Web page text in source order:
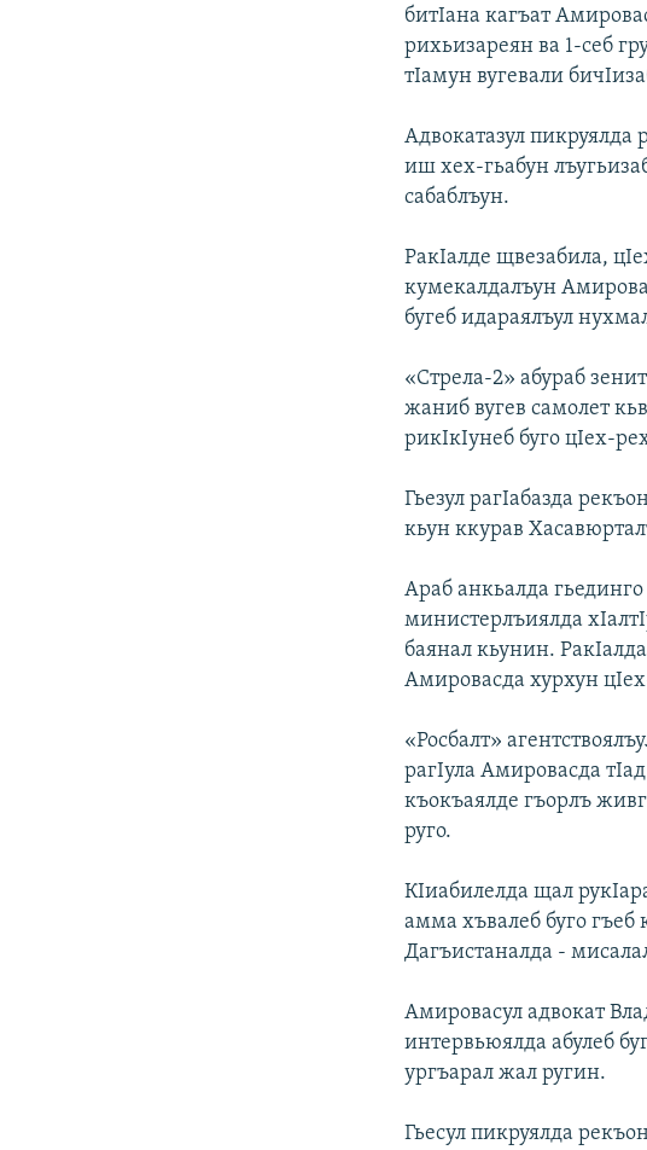
битIана кагъат
рихьизареян ва 1-себ
тIамун вугевали
Адвокатазул пикруялда
иш хех-гьабун
сабаблъун.
РакIалде щвезабила,
кумекалдалъун
бугеб идараялъул
«Стрела-2» абураб
жаниб вугев самолет
рикIкIунеб буго цIех-
Гьезул рагIабазда
кьун ккурав
Араб анкьалда
министерлъиялда
баянал кьунин.
Амировасда хурхун
«Росбалт»
рагIула Амировасда
къокъаялде гъорлъ
руго.
КIиабилелда щал
амма хъвалеб буго гъеб
Дагъистаналда -
Амировасул адвокат
интервьюялда абулеб
ургъарал жал ругин.
Гьесул пикруялда